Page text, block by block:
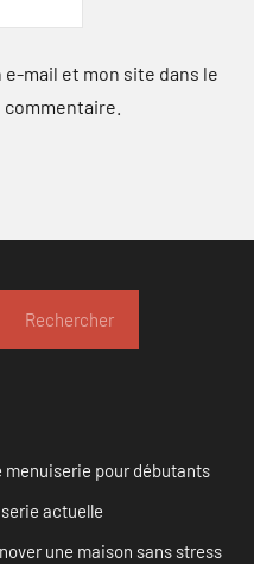
mail et mon site dans le
Rechercher
pour débutants
actuelle
une maison sans stress